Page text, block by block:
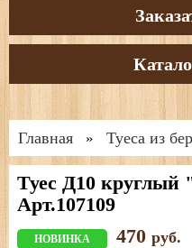
Главная » Туеса из
Туес Д10 круглый
Арт.107109
НОВИНКА 470 руб.